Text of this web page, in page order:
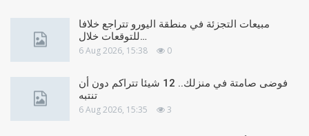
مبيعات التجزئة في منطقة اليورو تتراجع خلافا
للتوقعات خلال…
6 Aug 2026, 15:38 0
فوضى صامتة في منزلك.. 12 شيئا تتراكم دون أن
تنتبه
6 Aug 2026, 15:35 3